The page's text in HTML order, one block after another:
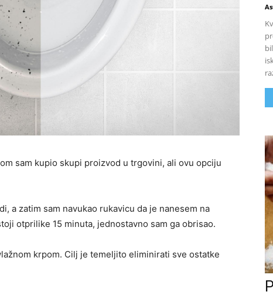
sam kupio skupi proizvod u trgovini, ali ovu opciju
a zatim sam navukao rukavicu da je nanesem na
otprilike 15 minuta, jednostavno sam ga obrisao.
krpom. Cilj je temeljito eliminirati sve ostatke